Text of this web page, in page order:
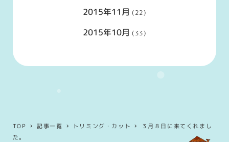
2015年11月 (22)
2015年10月 (33)
TOP 記事一覧 トリミング・カット
３月８日に来てくれまし
た。